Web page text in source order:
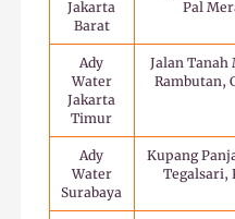
Jakarta
Barat
Pal
Ady
Water
Jakarta
Timur
Jalan Tanah
Rambutan,
Ady
Water
Surabaya
Kupang
Tegalsari,